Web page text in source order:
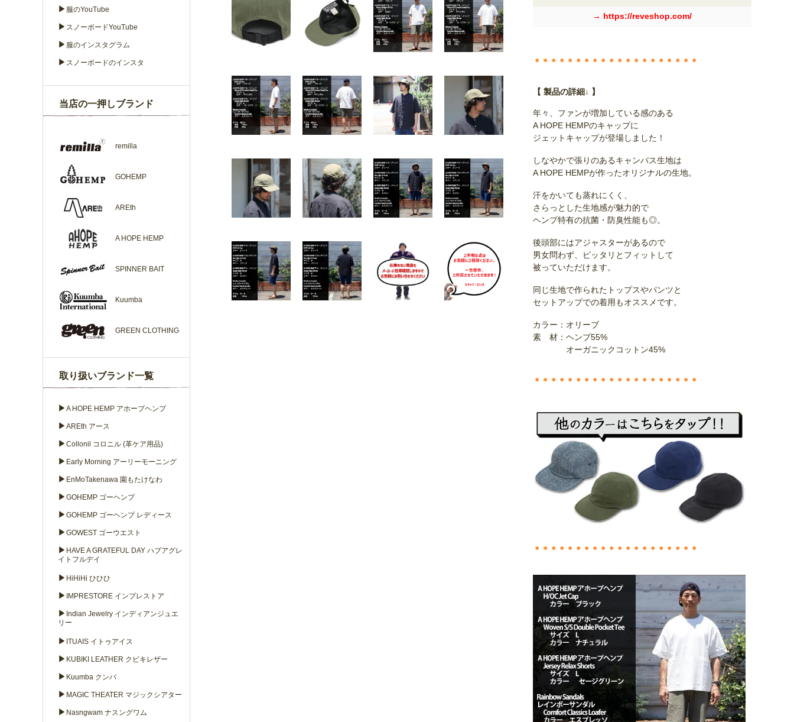
→ https://reveshop.com/
＊＊＊＊＊＊＊＊＊＊＊＊＊＊＊＊＊＊＊＊
【 製品の詳細↓ 】
年々、ファンが増加している感のある
A HOPE HEMPのキャップに
ジェットキャップが登場しました！
しなやかで張りのあるキャンバス生地は
A HOPE HEMPが作ったオリジナルの生地。
汗をかいても蒸れにくく、
さらっとした生地感が魅力的で
ヘンプ特有の抗菌・防臭性能も◎。
後頭部にはアジャスターがあるので
男女問わず、ピッタリとフィットして
被っていただけます。
同じ生地で作られたトップスやパンツと
セットアップでの着用もオススメです。
カラー：オリーブ
素 材：ヘンプ55%
オーガニックコットン45%
＊＊＊＊＊＊＊＊＊＊＊＊＊＊＊＊＊＊＊＊
＊＊＊＊＊＊＊＊＊＊＊＊＊＊＊＊＊＊＊＊
▶ 服のYouTube
▶ スノーボードYouTube
▶ 服のインスタグラム
▶ スノーボードのインスタ
当店の一押しブランド
remilla
GOHEMP
AREth
A HOPE HEMP
SPINNER BAIT
Kuumba
GREEN CLOTHING
取り扱いブランド一覧
▶ A HOPE HEMP アホープヘンプ
▶ AREth アース
▶ Collonil コロニル (革ケア用品)
▶ Early Morning アーリーモーニング
▶ EnMoTakenawa 園もたけなわ
▶ GOHEMP ゴーヘンプ
▶ GOHEMP ゴーヘンプ レディース
▶ GOWEST ゴーウエスト
▶ HAVE A GRATEFUL DAY ハブアグレ
イトフルデイ
▶ HiHiHi ひひひ
▶ IMPRESTORE インプレストア
▶ Indian Jewelry インディアンジュエ
リー
▶ ITUAIS イトゥアイス
▶ KUBIKI LEATHER クビキレザー
▶ Kuumba クンバ
▶ MAGIC THEATER マジックシアター
▶ Nasngwam ナスングワム